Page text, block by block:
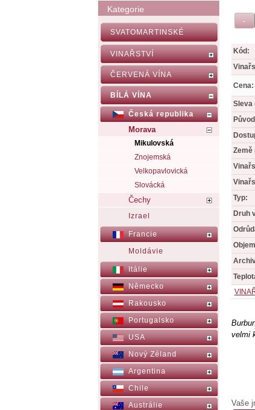
Kód:
Cena:
Sleva
Země
Typ:
Druh
velmi
Vaše
Kategorie
SVATOMARTINSKÉ
VINAŘSTVÍ
ČERVENÁ VÍNA
BÍLÁ VÍNA
Česká republika
Morava
Mikulovská
Znojemská
Velkopavlovická
Slovácká
Čechy
Izrael
Francie
Moldávie
Itálie
Německo
Rakousko
Portugalsko
USA
Nový Zéland
Argentina
Chile
Austrálie